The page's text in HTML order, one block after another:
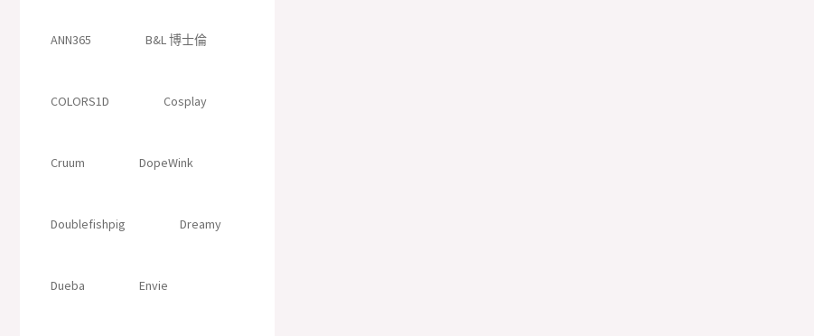
ANN365 B&L 博士倫
COLORS1D Cosplay
Cruum DopeWink
Doublefishpig Dreamy
Dueba Envie